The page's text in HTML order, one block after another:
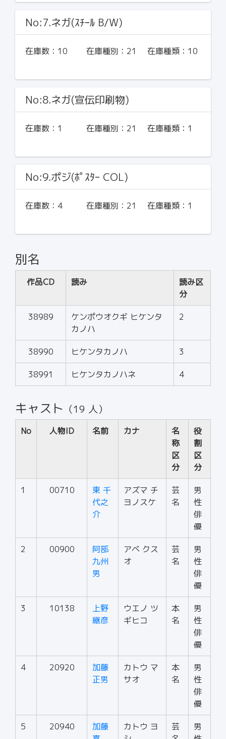
No:7.ネガ(ｽﾁｰﾙ B/W)
在庫数： 10 在庫種別： 21 在庫種類： 10
No:8.ネガ(宣伝印刷物)
在庫数： 1 在庫種別： 21 在庫種類： 1
No:9.ポジ(ﾎﾟｽﾀｰ COL)
在庫数： 4 在庫種別： 21 在庫種類： 1
別名
作品CD 読み
読み区
分
38989
ケンポウオクギ ヒケンタ
カノハ
2
38990 ヒケンタカノハ 3
38991 ヒケンタカノハネ 4
キャスト （19 人）
No 人物ID 名前 カナ
名
称
区
分
役
割
区
分
1 00710
東 千
代之
介
アズマ チ
ヨノスケ
芸
名
男
性
俳
優
2 00900
阿部
九州
男
アベ クス
オ
芸
名
男
性
俳
優
3 10138
上野
継彦
ウエノ ツ
ギヒコ
本
名
男
性
俳
優
4 20920
加藤
正男
カトウ マ
サオ
本
名
男
性
俳
優
5 20940
加藤
カトウ ヨ
芸
男